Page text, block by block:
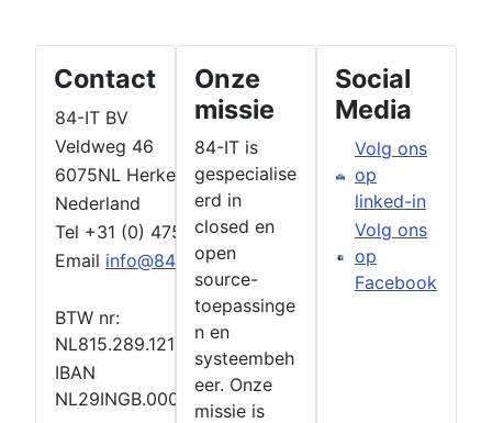
Contact
84-IT BV
Veldweg 46
6075NL Herkenbosch
Nederland
Tel +31 (0) 475 769002
Email info@84-IT.com
BTW nr:
NL815.289.121B01
IBAN
NL29INGB.000.3486.745
Onze
missie
84-IT is
gespecialise
erd in
closed en
open
source-
toepassinge
n en
systeembeh
eer. Onze
missie is
Social
Media
Volg ons
op
linked-in
Volg ons
op
Facebook